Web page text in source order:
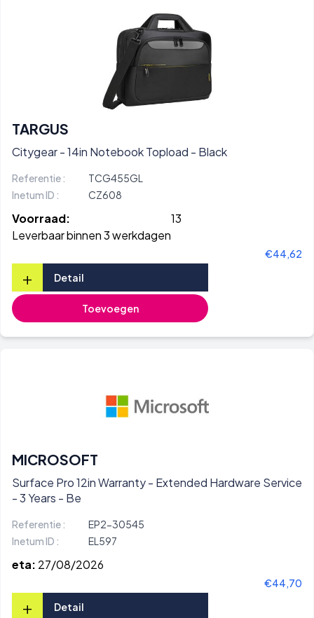
TARGUS
Citygear - 14in Notebook Topload - Black
Referentie :
TCG455GL
Inetum ID :
CZ608
Voorraad:
13
Leverbaar binnen 3 werkdagen
€44,62
+ Detail
Toevoegen
MICROSOFT
Surface Pro 12in Warranty - Extended Hardware Service
- 3 Years - Be
Referentie :
EP2-30545
Inetum ID :
EL597
eta: 27/08/2026
€44,70
+ Detail